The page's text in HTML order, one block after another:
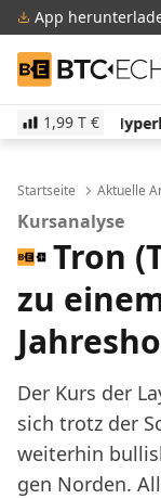
App
BTC-ECHO
1,99 T €
Kurs 47,21 € -
Startseite Aktuelle
Kursanalyse
Tron
zu
Der Kurs der
sich trotz der
weiterhin
gen Norden.